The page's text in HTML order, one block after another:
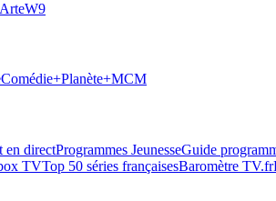
ArteW9
Comédie+Planète+MCM
en directProgrammes JeunesseGuide
TVTop 50 séries françaisesBaromètre TV.fr